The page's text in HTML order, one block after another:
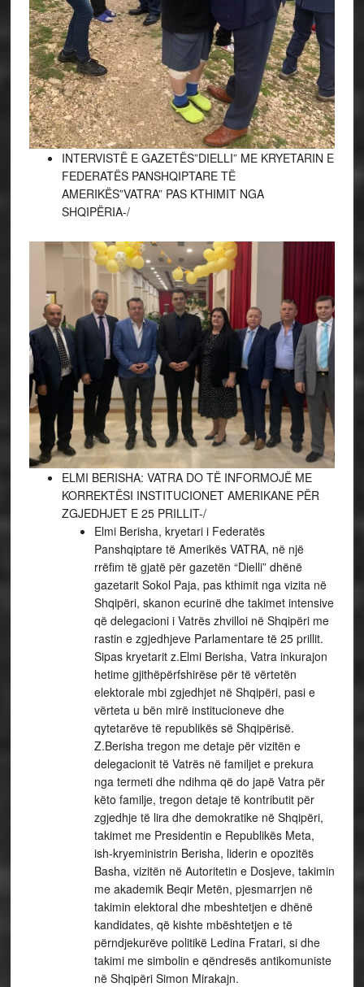
INTERVISTË E GAZETËS”DIELLI” ME KRYETARIN E
FEDERATËS PANSHQIPTARE TË
AMERIKËS”VATRA” PAS KTHIMIT NGA
SHQIPËRIA-/
ELMI BERISHA: VATRA DO TË INFORMOJË ME
KORREKTËSI INSTITUCIONET AMERIKANE PËR
ZGJEDHJET E 25 PRILLIT-/
Elmi Berisha, kryetari i Federatës
Panshqiptare të Amerikës VATRA, në një
rrëfim të gjatë për gazetën “Dielli” dhënë
gazetarit Sokol Paja, pas kthimit nga vizita në
Shqipëri, skanon ecurinë dhe takimet intensive
që delegacioni i Vatrës zhvilloi në Shqipëri me
rastin e zgjedhjeve Parlamentare të 25 prillit.
Sipas kryetarit z.Elmi Berisha, Vatra inkurajon
hetime gjithëpërfshirëse për të vërtetën
elektorale mbi zgjedhjet në Shqipëri, pasi e
vërteta u bën mirë institucioneve dhe
qytetarëve të republikës së Shqipërisë.
Z.Berisha tregon me detaje për vizitën e
delegacionit të Vatrës në familjet e prekura
nga termeti dhe ndihma që do japë Vatra për
këto familje, tregon detaje të kontributit për
zgjedhje të lira dhe demokratike në Shqipëri,
takimet me Presidentin e Republikës Meta,
ish-kryeministrin Berisha, liderin e opozitës
Basha, vizitën në Autoritetin e Dosjeve, takimin
me akademik Beqir Metën, pjesmarrjen në
takimin elektoral dhe mbeshtetjen e dhënë
kandidates, që kishte mbështetjen e të
përndjekurëve politikë Ledina Fratari, si dhe
takimi me simbolin e qëndresës antikomuniste
në Shqipëri Simon Mirakajn.